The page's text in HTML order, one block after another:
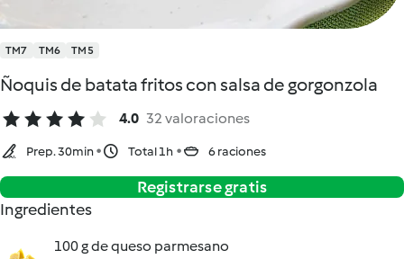
TM7 TM6 TM5
Ñoquis de batata fritos con salsa de gorgonzola
4.0 32 valoraciones
Prep. 30min Total 1h 6 raciones
Registrarse gratis
Ingredientes
100 g de queso parmesano